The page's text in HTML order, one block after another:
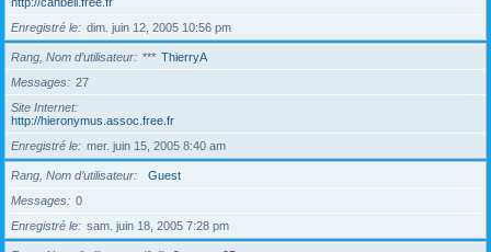
Enregistré le
dim. juin 12, 2005 10:56 pm
Rang, Nom d’utilisateur *** ThierryA
Messages
27
Site Internet
http://hieronymus.assoc.free.fr
Enregistré le
mer. juin 15, 2005 8:40 am
Rang, Nom d’utilisateur
Guest
Messages
0
Enregistré le
sam. juin 18, 2005 7:28 pm